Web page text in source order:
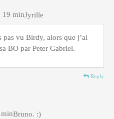
Jyrille
19 min
vu Birdy, alors que j’ai
BO par Peter Gabriel.
Reply
Bruno. :)